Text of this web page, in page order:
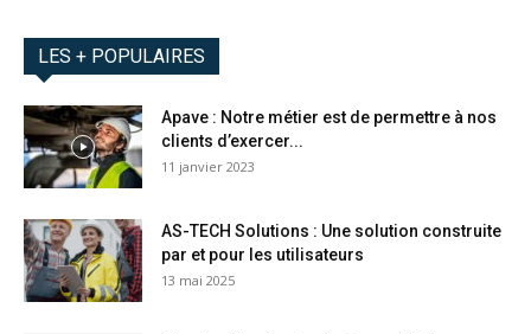
LES + POPULAIRES
Apave : Notre métier est de permettre à nos
clients d’exercer...
11 janvier 2023
AS-TECH Solutions : Une solution construite
par et pour les utilisateurs
13 mai 2025